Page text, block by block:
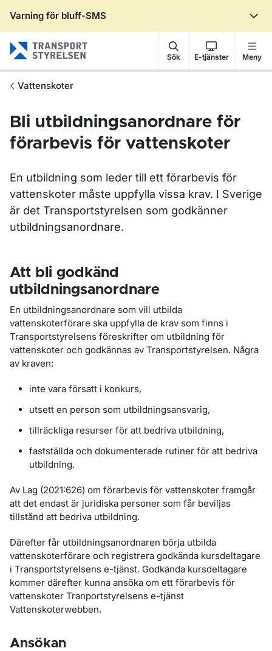
Varning för bluff-SMS
Sök E-tjänster Meny
Vattenskoter
Bli utbildningsanordnare för
förarbevis för vattenskoter
En utbildning som leder till ett förarbevis för
vattenskoter måste uppfylla vissa krav. I Sverige
är det Transportstyrelsen som godkänner
utbildningsanordnare.
Att bli godkänd
utbildningsanordnare
En utbildningsanordnare som vill utbilda
vattenskoterförare ska uppfylla de krav som finns i
Transportstyrelsens föreskrifter om utbildning för
vattenskoter och godkännas av Transportstyrelsen. Några
av kraven:
inte vara försatt i konkurs,
utsett en person som utbildningsansvarig,
tillräckliga resurser för att bedriva utbildning,
fastställda och dokumenterade rutiner för att bedriva
utbildning.
Av Lag (2021:626) om förarbevis för vattenskoter framgår
att det endast är juridiska personer som får beviljas
tillstånd att bedriva utbildning.
Därefter får utbildningsanordnaren börja utbilda
vattenskoterförare och registrera godkända kursdeltagare
i Transportstyrelsens e-tjänst. Godkända kursdeltagare
kommer därefter kunna ansöka om ett förarbevis för
vattenskoter Tranportstyrelsens e-tjänst
Vattenskoterwebben.
Ansökan